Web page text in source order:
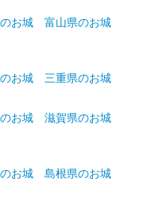
にっぽん城まつり版
日とし、2024年まで毎
）で開催された
お城
富山県のお城
お城
三重県のお城
お城
滋賀県のお城
お城
島根県のお城